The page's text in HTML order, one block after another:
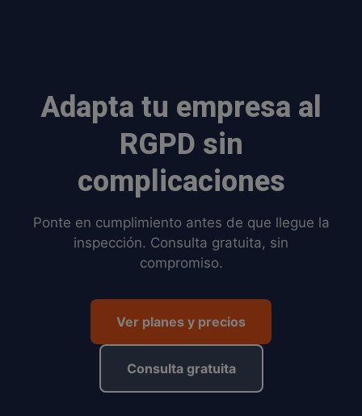
Adapta tu empresa al
RGPD sin
complicaciones
Ponte en cumplimiento antes de que llegue la
inspección. Consulta gratuita, sin
compromiso.
Ver planes y precios
Consulta gratuita